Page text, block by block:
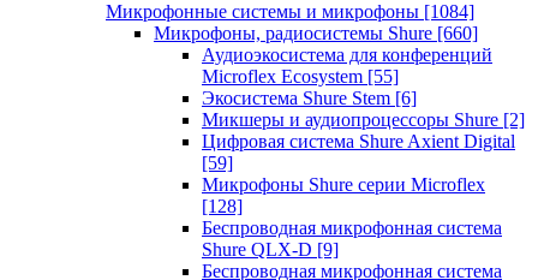
Микрофонные системы и микрофоны [1084]
Микрофоны, радиосистемы Shure [660]
Аудиоэкосистема для конференций
Microflex Ecosystem [55]
Экосистема Shure Stem [6]
Микшеры и аудиопроцессоры Shure [2]
Цифровая система Shure Axient Digital
[59]
Микрофоны Shure серии Microflex
[128]
Беспроводная микрофонная система
Shure QLX-D [9]
Беспроводная микрофонная система